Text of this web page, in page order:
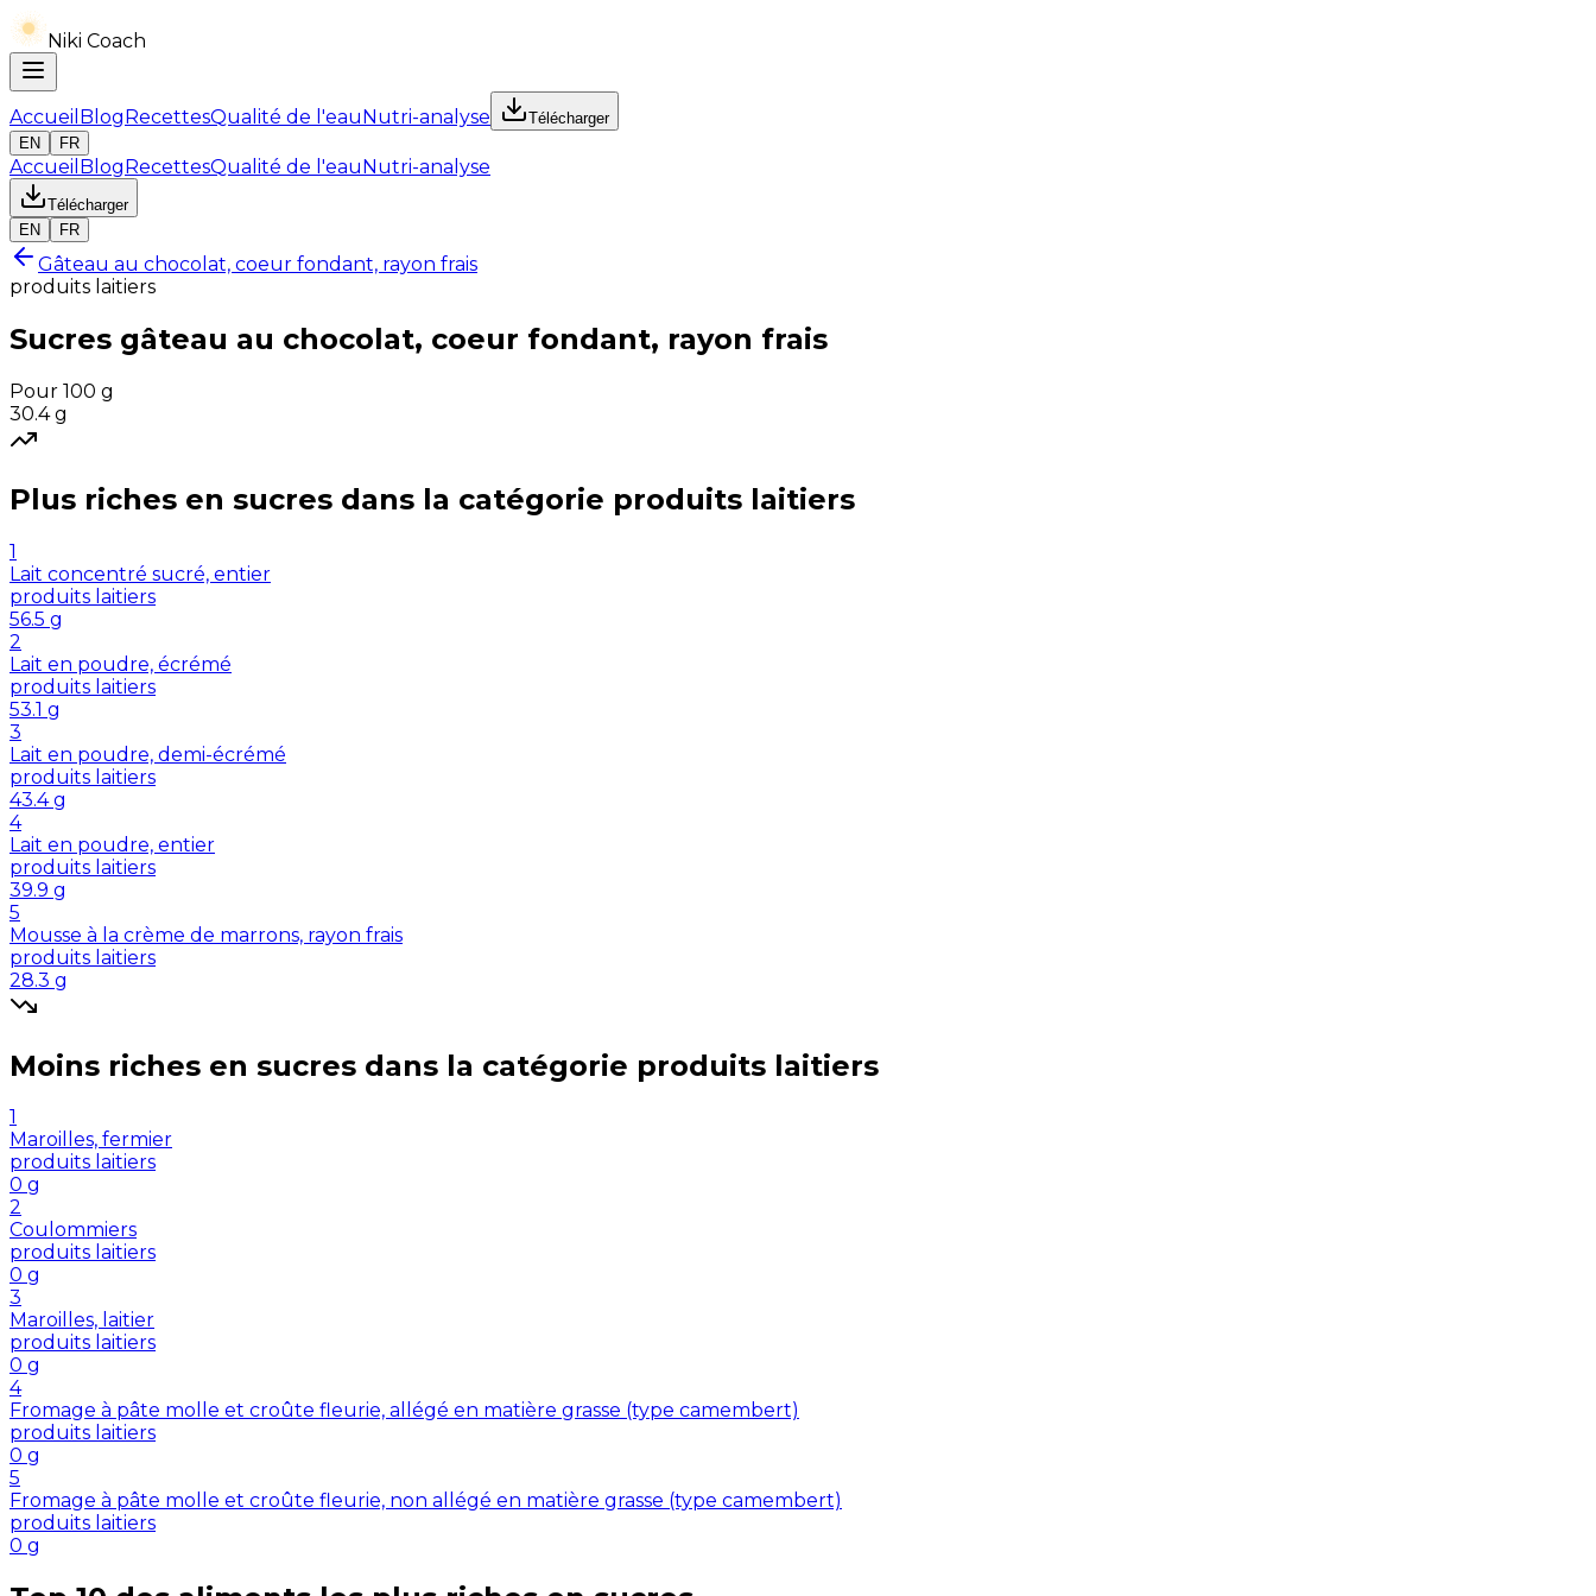
Niki Coach
Accueil BlogRecettesQualité de l'eauNutri-analyse
Télécharger
EN
FR
Accueil BlogRecettesQualité de l'eauNutri-analyse
Télécharger
EN
FR
Gâteau au chocolat, coeur fondant, rayon frais
produits laitiers
Sucres gâteau au chocolat, coeur fondant, rayon frais
Pour 100 g
30.4 g
Plus riches en sucres dans la catégorie produits laitiers
1
Lait concentré sucré, entier
produits laitiers
56.5 g
2
Lait en poudre, écrémé
produits laitiers
53.1 g
3
Lait en poudre, demi-écrémé
produits laitiers
43.4 g
4
Lait en poudre, entier
produits laitiers
39.9 g
5
Mousse à la crème de marrons, rayon frais
produits laitiers
28.3 g
Moins riches en sucres dans la catégorie produits laitiers
1
Maroilles, fermier
produits laitiers
0 g
2
Coulommiers
produits laitiers
0 g
3
Maroilles, laitier
produits laitiers
0 g
4
Fromage à pâte molle et croûte fleurie, allégé en matière grasse (type camembert)
produits laitiers
0 g
5
Fromage à pâte molle et croûte fleurie, non allégé en matière grasse (type camembert)
produits laitiers
0 g